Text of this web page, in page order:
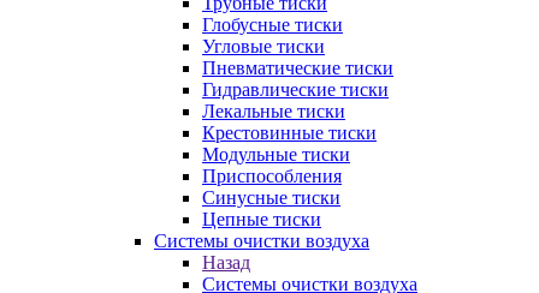
Глобусные тиски
Угловые тиски
Пневматические тиски
Гидравлические тиски
Лекальные тиски
Крестовинные тиски
Модульные тиски
Приспособления
Синусные тиски
Цепные тиски
Системы очистки воздуха
Назад
Системы очистки воздуха